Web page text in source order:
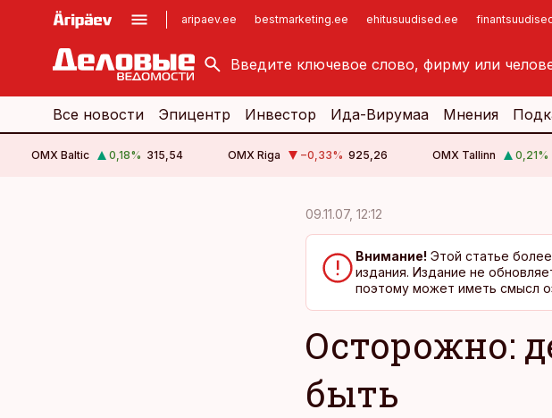
aripaev.ee bestmarketing.ee ehitusuudised.ee
kinnisvarauudised.ee
logistikauudised.ee
imelineajalugu.ee
Все новости Эпицентр Инвестор Ида-Вирумаа Мнения
OMX Baltic 0,18% 315,54 OMX Riga −0,33% 925,26 OMX Tallinn 0,21%
09.11.07, 12:12
Внимание! Этой статье
издания. Издание не
поэтому может иметь смысл
Осторожно:
быть